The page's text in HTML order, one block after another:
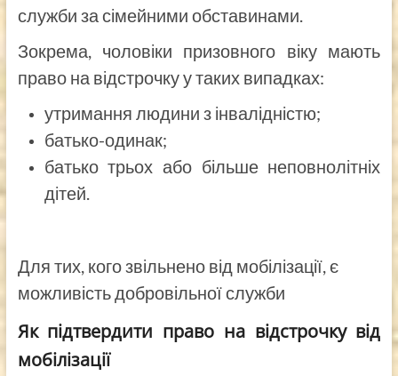
служби за сімейними обставинами.
Зокрема, чоловіки призовного віку мають
право на відстрочку у таких випадках:
утримання людини з інвалідністю;
батько-одинак;
батько трьох або більше неповнолітніх
дітей.
Для тих, кого звільнено від мобілізації, є
можливість добровільної служби
Як підтвердити право на відстрочку від
мобілізації